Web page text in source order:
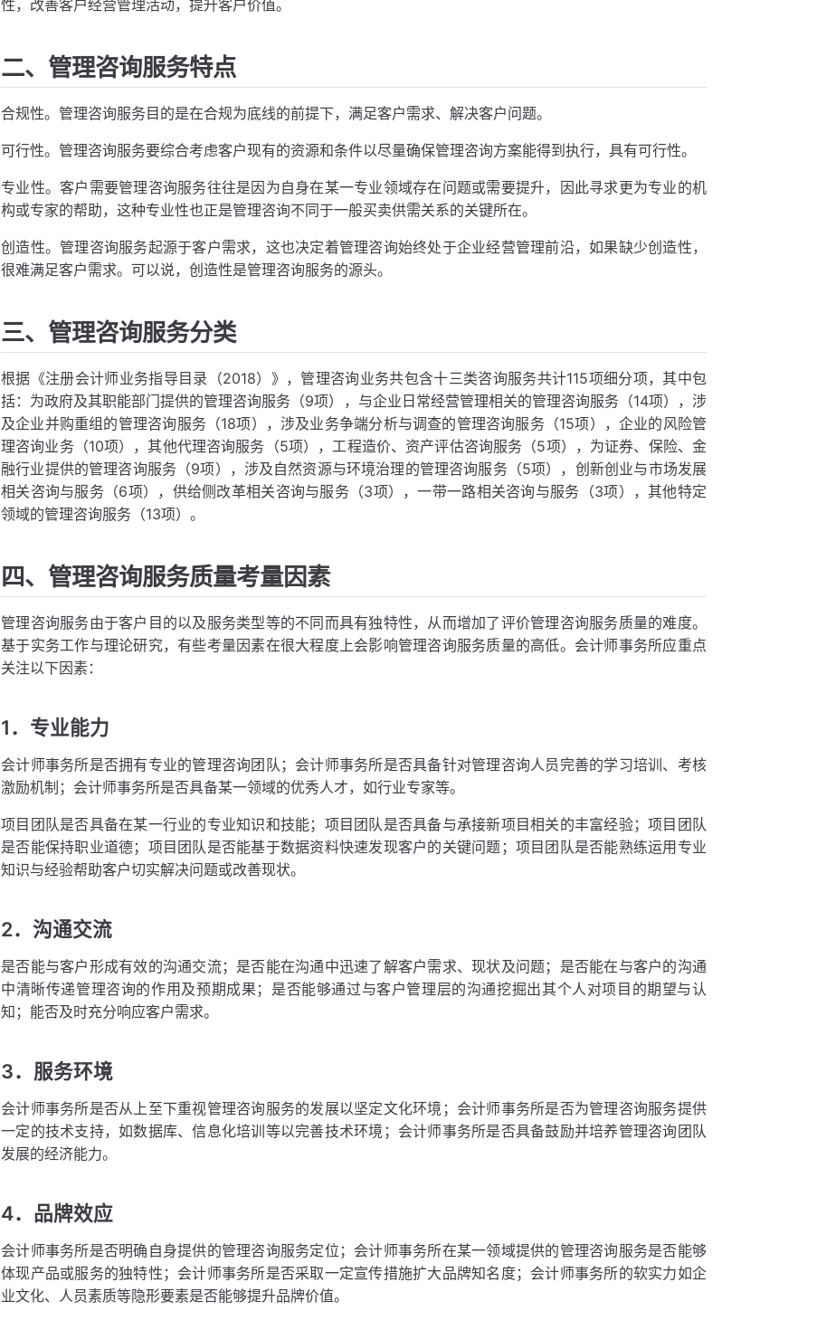
性，改善客户经营管理活动，提升客户价值。
二、管理咨询服务特点
合规性。管理咨询服务目的是在合规为底线的前提下，满足客户需求、解决客户问题。
可行性。管理咨询服务要综合考虑客户现有的资源和条件以尽量确保管理咨询方案能得到执行，具有可行性。
专业性。客户需要管理咨询服务往往是因为自身在某一专业领域存在问题或需要提升，因此寻求更为专业的机
构或专家的帮助，这种专业性也正是管理咨询不同于一般买卖供需关系的关键所在。
创造性。管理咨询服务起源于客户需求，这也决定着管理咨询始终处于企业经营管理前沿，如果缺少创造性，
很难满足客户需求。可以说，创造性是管理咨询服务的源头。
三、管理咨询服务分类
根据《注册会计师业务指导目录（2018）》，管理咨询业务共包含十三类咨询服务共计115项细分项，其中包
括：为政府及其职能部门提供的管理咨询服务（9项），与企业日常经营管理相关的管理咨询服务（14项），涉
及企业并购重组的管理咨询服务（18项），涉及业务争端分析与调查的管理咨询服务（15项），企业的风险管
理咨询业务（10项），其他代理咨询服务（5项），工程造价、资产评估咨询服务（5项），为证券、保险、金
融行业提供的管理咨询服务（9项），涉及自然资源与环境治理的管理咨询服务（5项），创新创业与市场发展
相关咨询与服务（6项），供给侧改革相关咨询与服务（3项），一带一路相关咨询与服务（3项），其他特定
领域的管理咨询服务（13项）。
四、管理咨询服务质量考量因素
管理咨询服务由于客户目的以及服务类型等的不同而具有独特性，从而增加了评价管理咨询服务质量的难度。
基于实务工作与理论研究，有些考量因素在很大程度上会影响管理咨询服务质量的高低。会计师事务所应重点
关注以下因素：
1．专业能力
会计师事务所是否拥有专业的管理咨询团队；会计师事务所是否具备针对管理咨询人员完善的学习培训、考核
激励机制；会计师事务所是否具备某一领域的优秀人才，如行业专家等。
项目团队是否具备在某一行业的专业知识和技能；项目团队是否具备与承接新项目相关的丰富经验；项目团队
是否能保持职业道德；项目团队是否能基于数据资料快速发现客户的关键问题；项目团队是否能熟练运用专业
知识与经验帮助客户切实解决问题或改善现状。
2．沟通交流
是否能与客户形成有效的沟通交流；是否能在沟通中迅速了解客户需求、现状及问题；是否能在与客户的沟通
中清晰传递管理咨询的作用及预期成果；是否能够通过与客户管理层的沟通挖掘出其个人对项目的期望与认
知；能否及时充分响应客户需求。
3．服务环境
会计师事务所是否从上至下重视管理咨询服务的发展以坚定文化环境；会计师事务所是否为管理咨询服务提供
一定的技术支持，如数据库、信息化培训等以完善技术环境；会计师事务所是否具备鼓励并培养管理咨询团队
发展的经济能力。
4．品牌效应
会计师事务所是否明确自身提供的管理咨询服务定位；会计师事务所在某一领域提供的管理咨询服务是否能够
体现产品或服务的独特性；会计师事务所是否采取一定宣传措施扩大品牌知名度；会计师事务所的软实力如企
业文化、人员素质等隐形要素是否能够提升品牌价值。